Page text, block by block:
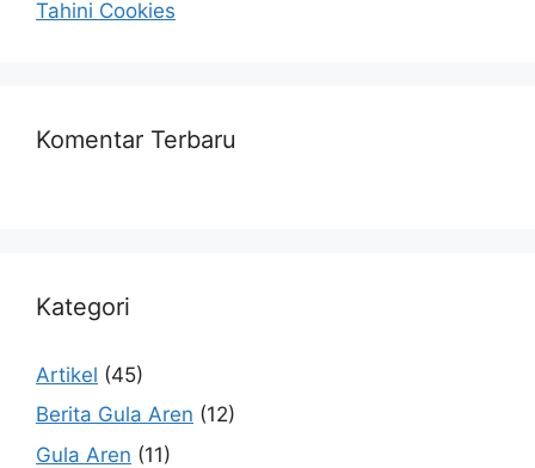
Tahini Cookies
Komentar Terbaru
Kategori
Artikel (45)
Berita Gula Aren (12)
Gula Aren (11)